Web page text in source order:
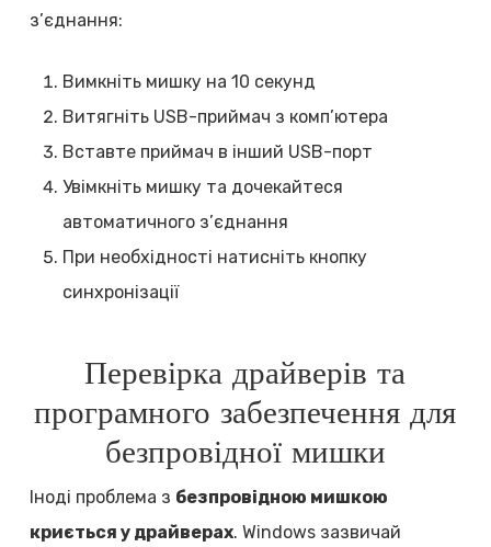
з’єднання:
Вимкніть мишку на 10 секунд
Витягніть USB-приймач з комп’ютера
Вставте приймач в інший USB-порт
Увімкніть мишку та дочекайтеся
автоматичного з’єднання
При необхідності натисніть кнопку
синхронізації
Перевірка драйверів та
програмного забезпечення для
безпровідної мишки
Іноді проблема з безпровідною мишкою
криється у драйверах. Windows зазвичай